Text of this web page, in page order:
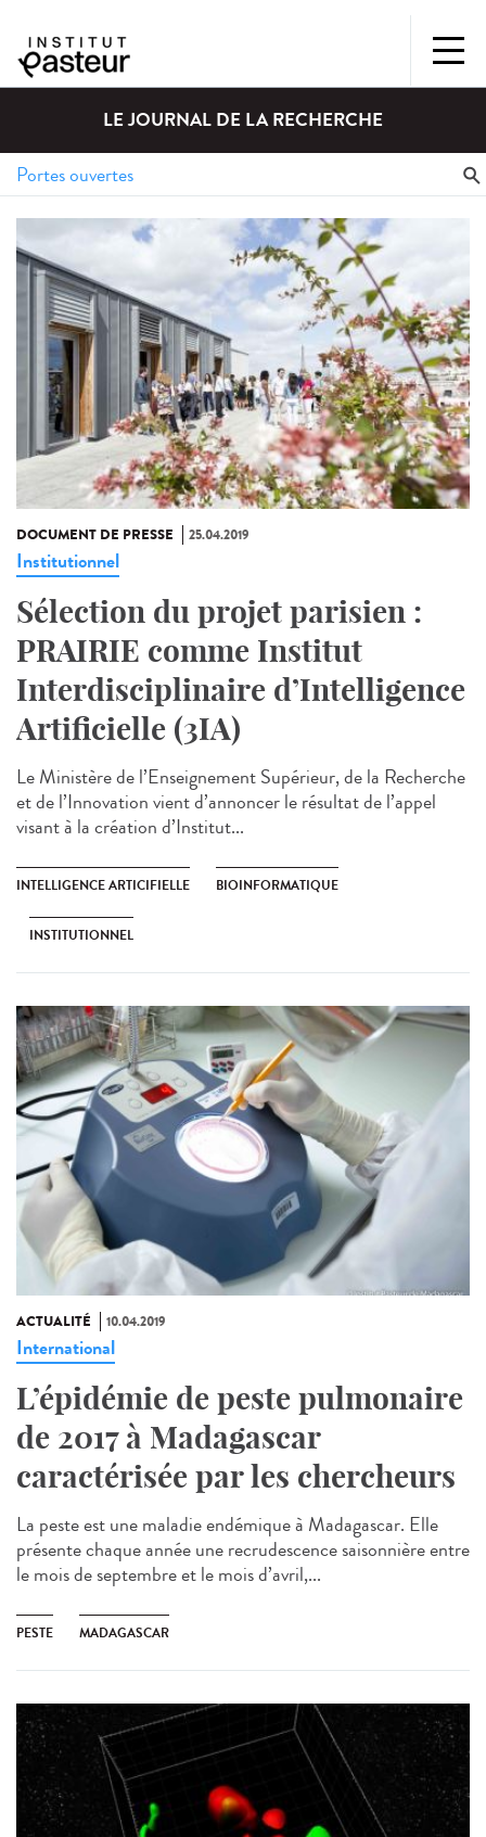
LE JOURNAL DE LA RECHERCHE
DOCUMENT DE PRESSE 25.04.2019
Institutionnel
Sélection du projet parisien :
PRAIRIE comme Institut
Interdisciplinaire d’Intelligence
Artificielle (3IA)
Le Ministère de l’Enseignement Supérieur, de la Recherche
et de l’Innovation vient d’annoncer le résultat de l’appel
visant à la création d’Institut...
INTELLIGENCE ARTICIFIELLE BIOINFORMATIQUE
INSTITUTIONNEL
ACTUALITÉ 10.04.2019
International
L’épidémie de peste pulmonaire
de 2017 à Madagascar
caractérisée par les chercheurs
La peste est une maladie endémique à Madagascar. Elle
présente chaque année une recrudescence saisonnière entre
le mois de septembre et le mois d’avril,...
PESTE MADAGASCAR